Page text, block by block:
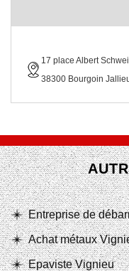
17 place Albert
38300 Bourgoin
Entreprise de
Achat métaux
Epaviste Vignieu